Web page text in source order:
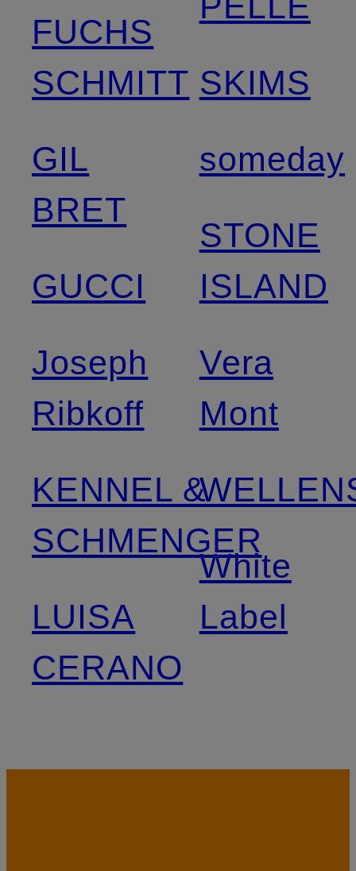
FUCHS
SCHMITT
GIL
BRET
GUCCI
Joseph
Ribkoff
KENNEL &
SCHMENGER
LUISA
CERANO
SKIMS
someday
STONE
ISLAND
Vera
Mont
White
Label